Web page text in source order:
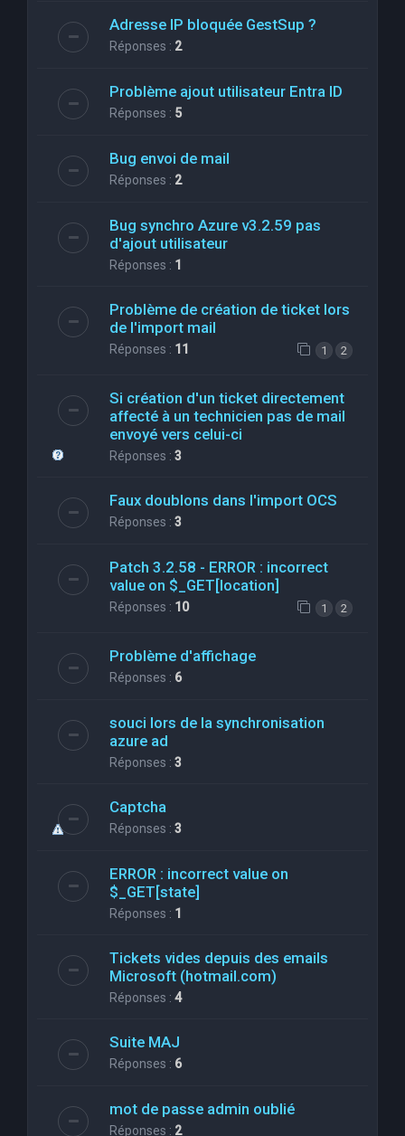
Adresse IP bloquée GestSup ?
Réponses : 2
Problème ajout utilisateur Entra ID
Réponses : 5
Bug envoi de mail
Réponses : 2
Bug synchro Azure v3.2.59 pas
d'ajout utilisateur
Réponses : 1
Problème de création de ticket lors
de l'import mail
Réponses : 11 1 2
Si création d'un ticket directement
affecté à un technicien pas de mail
envoyé vers celui-ci
Réponses : 3
Faux doublons dans l'import OCS
Réponses : 3
Patch 3.2.58 - ERROR : incorrect
value on $_GET[location]
Réponses : 10 1 2
Problème d'affichage
Réponses : 6
souci lors de la synchronisation
azure ad
Réponses : 3
Captcha
Réponses : 3
ERROR : incorrect value on
$_GET[state]
Réponses : 1
Tickets vides depuis des emails
Microsoft (hotmail.com)
Réponses : 4
Suite MAJ
Réponses : 6
mot de passe admin oublié
Réponses : 2